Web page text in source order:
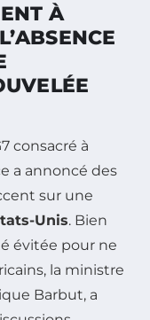
À
consacré à
a annoncé des
sur une
Unis. Bien
évitée pour ne
la ministre
Barbut, a